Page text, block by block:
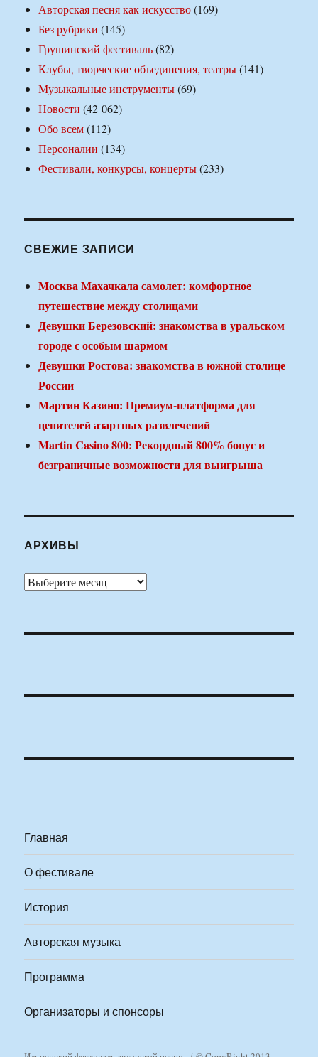
Авторская песня как искусство(169)
Без рубрики (145)
Грушинский фестиваль(82)
Клубы, творческие объединения, театры(141)
Музыкальные инструменты(69)
Новости (42 062)
Обо всем(112)
Персоналии (134)
Фестивали, конкурсы, концерты(233)
СВЕЖИЕ ЗАПИСИ
Москва Махачкала самолет: комфортное
путешествие между столицами
Девушки Березовский: знакомства в уральском
городе с особым шармом
Девушки Ростова: знакомства в южной столице
России
Мартин Казино: Премиум-платформа для
ценителей азартных развлечений
Martin Casino 800: Рекордный 800% бонус и
безграничные возможности для выигрыша
АРХИВЫ
Архивы
Главная
О фестивале
История
Авторская музыка
Программа
Организаторы и спонсоры